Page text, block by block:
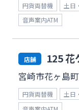
採用情報
円貨両替機 土日
音声案内ATM
店舗 125 花
宮崎市花ヶ島
円貨両替機 土日